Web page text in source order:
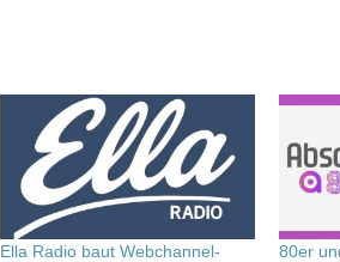
Ella Radio baut Webchannel-
80er